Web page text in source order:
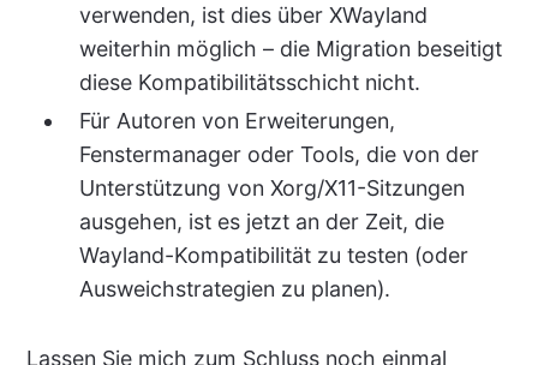
verwenden, ist dies über XWayland
weiterhin möglich – die Migration beseitigt
diese Kompatibilitätsschicht nicht.
Für Autoren von Erweiterungen,
Fenstermanager oder Tools, die von der
Unterstützung von Xorg/X11-Sitzungen
ausgehen, ist es jetzt an der Zeit, die
Wayland-Kompatibilität zu testen (oder
Ausweichstrategien zu planen).
Lassen Sie mich zum Schluss noch einmal